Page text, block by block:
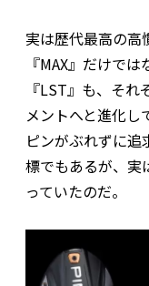
実は歴代最高の高
『MAX』だけで
『LST』も、そ
メントへと進化し
ピンがぶれずに
標でもあるが、実
っていたのだ。